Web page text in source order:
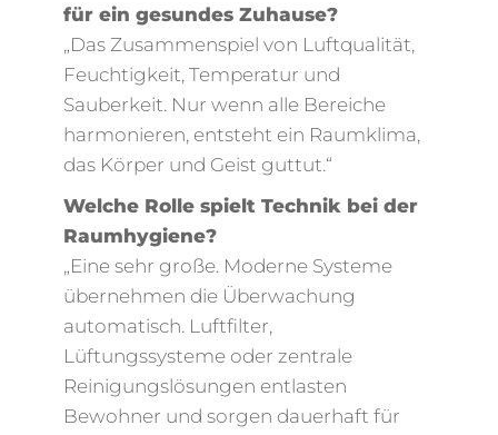
für ein gesundes Zuhause?
„Das Zusammenspiel von Luftqualität,
Feuchtigkeit, Temperatur und
Sauberkeit. Nur wenn alle Bereiche
harmonieren, entsteht ein Raumklima,
das Körper und Geist guttut.“
Welche Rolle spielt Technik bei der
Raumhygiene?
„Eine sehr große. Moderne Systeme
übernehmen die Überwachung
automatisch. Luftfilter,
Lüftungssysteme oder zentrale
Reinigungslösungen entlasten
Bewohner und sorgen dauerhaft für